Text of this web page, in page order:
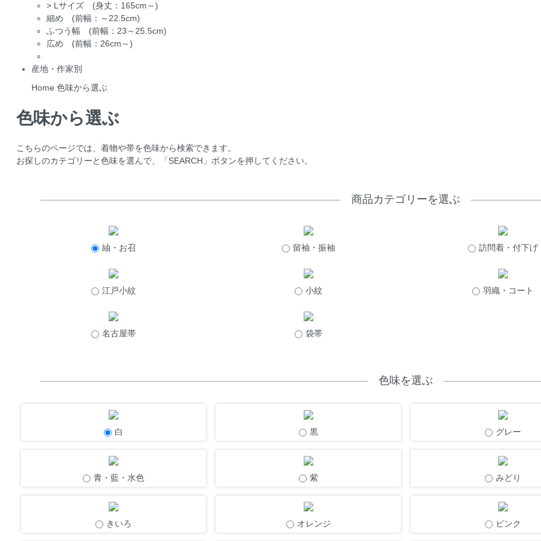
> Lサイズ (身丈：165cm～)
細め (前幅：～22.5cm)
ふつう幅 (前幅：23～25.5cm)
広め (前幅：26cm～)
産地・作家別
Home 色味から選ぶ
色味から選ぶ
こちらのページでは、着物や帯を色味から検索できます。
お探しのカテゴリーと色味を選んで、「SEARCH」ボタンを押してください。
商品カテゴリーを選ぶ
紬・お召 留袖・振袖 訪問着・付下げ
江戸小紋 小紋 羽織・コート
名古屋帯 袋帯
色味を選ぶ
白 黒 グレー
青・藍・水色 紫 みどり
きいろ オレンジ ピンク